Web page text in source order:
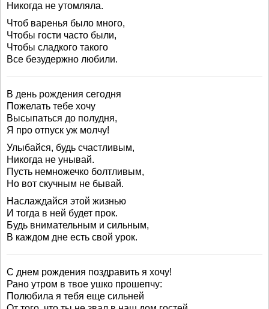
Никогда не утомляла.
Чтоб варенья было много,
Чтобы гости часто были,
Чтобы сладкого такого
Все безудержно любили.
В день рождения сегодня
Пожелать тебе хочу
Высыпаться до полудня,
Я про отпуск уж молчу!
Улыбайся, будь счастливым,
Никогда не унывай.
Пусть немножечко болтливым,
Но вот скучным не бывай.
Наслаждайся этой жизнью
И тогда в ней будет прок.
Будь внимательным и сильным,
В каждом дне есть свой урок.
С днем рождения поздравить я хочу!
Рано утром в твое ушко прошепчу:
Полюбила я тебя еще сильней